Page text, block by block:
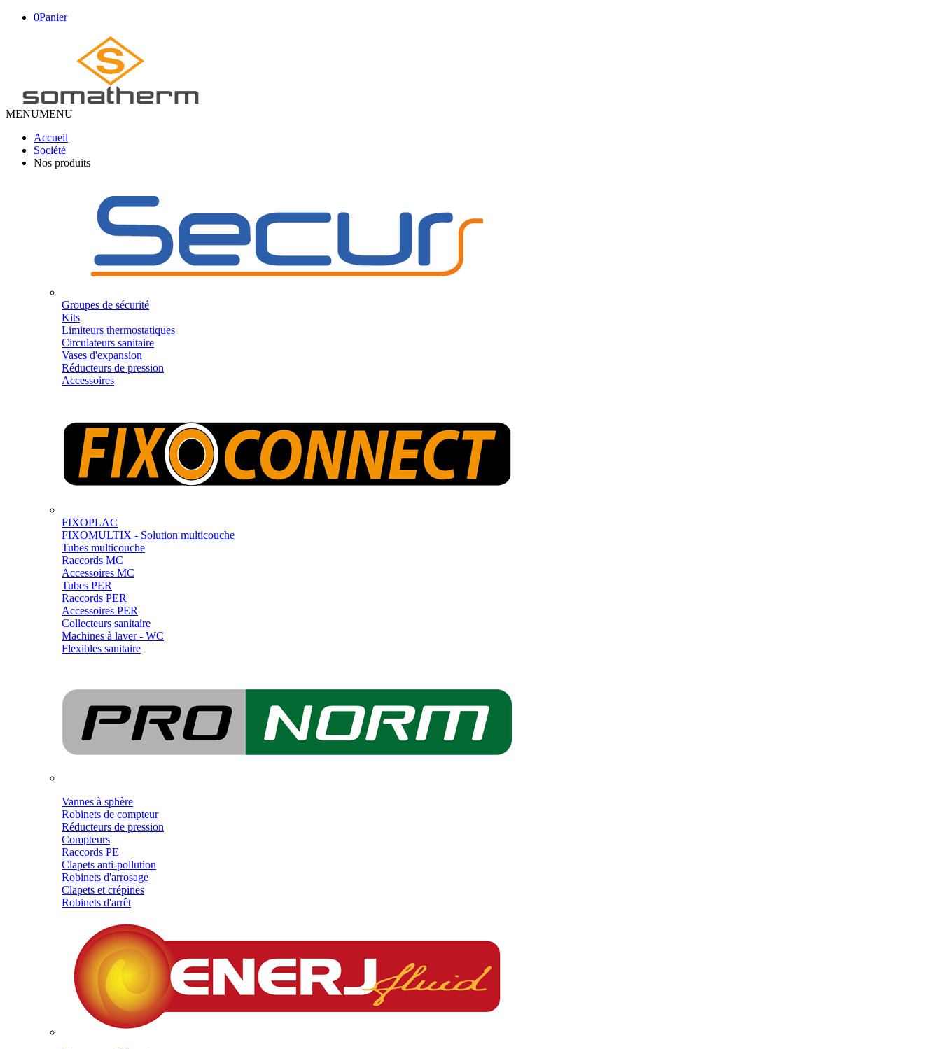
0Panier
MENUMENU
Accueil
Société
Nos produits
Groupes de sécurité
Kits
Limiteurs thermostatiques
Circulateurs sanitaire
Vases d'expansion
Réducteurs de pression
Accessoires
FIXOPLAC
FIXOMULTIX - Solution multicouche
Tubes multicouche
Raccords MC
Accessoires MC
Tubes PER
Raccords PER
Accessoires PER
Collecteurs sanitaire
Machines à laver - WC
Flexibles sanitaire
Vannes à sphère
Robinets de compteur
Réducteurs de pression
Compteurs
Raccords PE
Clapets anti-pollution
Robinets d'arrosage
Clapets et crépines
Robinets d'arrêt